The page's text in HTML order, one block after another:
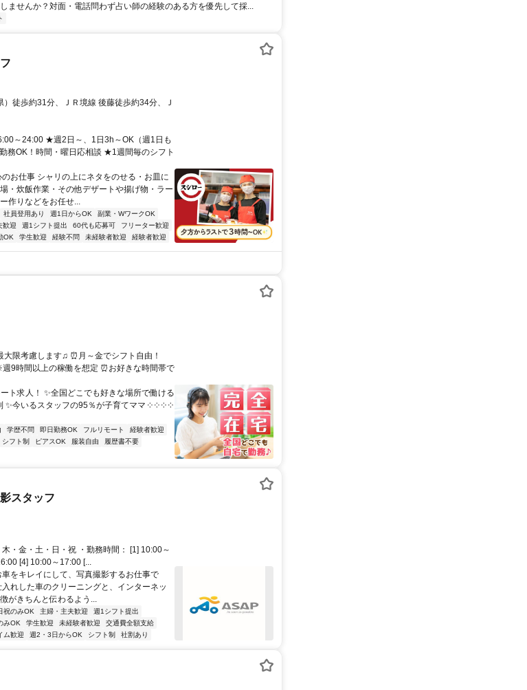
ませんか？対面・電話問わず占い師の経験のある方を優先して採...
徒歩約31分、ＪＲ境線 後藤徒歩約34分、Ｊ
～24:00 ★週2日～、1日3h～OK（週1日も
OK！時間・曜日応相談 ★1週間毎のシフト
お仕事 シャリの上にネタをのせる・お皿に
・炊飯作業・その他デザートや揚げ物・ラー
作りなどをお任せ...
社員登用あり 週1日からOK
副業・WワークOK
歓迎 週1シフト提出 60代も応募可
フリーター歓迎
OK 学生歓迎 経験不問 未経験者歓迎 経験者歓迎
限考慮します♫ ⏰月～金でシフト自由！
9時間以上の稼働を想定 ⏰お好きな時間帯で
ト求人！ ✨全国どこでも好きな場所で働ける
✨今いるスタッフの95％が子育てママ ༶ ༶ ༶ ༶
学歴不問 即日勤務OK フルリモート
経験者歓迎
シフト制 ピアスOK 服装自由
履歴書不要
スタッフ
・金・土・日・祝 ・勤務時間： [1] 10:00～
[4] 10:00～17:00 [...
をキレイにして、写真撮影するお仕事で
れした車のクリーニングと、インターネッ
がきちんと伝わるよう...
祝のみOK 主婦・主夫歓迎
週1シフト提出
みOK 学生歓迎 未経験者歓迎
交通費全額支給
ム歓迎 週2・3日からOK シフト制 社割あり